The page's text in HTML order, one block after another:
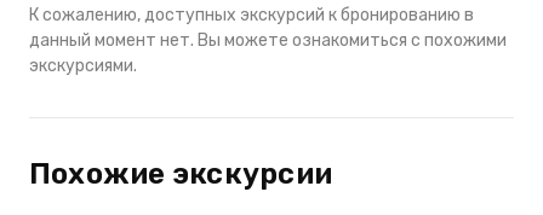
К сожалению, доступных экскурсий к бронированию в
данный момент нет. Вы можете ознакомиться с похожими
экскурсиями.
Похожие экскурсии